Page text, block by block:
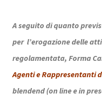
A seguito di quanto
per l’erogazione delle
regolamentata, Forma
Agenti e Rappresentanti
blendend (on line e in